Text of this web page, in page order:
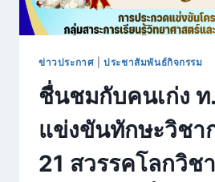
ประจำ
ปี
ศึกษา
ข่าวประกาศ |ประชาสัมพันธ์กิจกรรม
ชื่นชมกับคนเก่ง
แข่งขันทักษะวิชา
21 สวรรคโลกวิช